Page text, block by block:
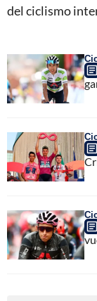
del ciclismo